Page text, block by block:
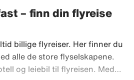
– finn din flyreise
billige flyreiser. Her finner du
alle de store flyselskapene.
og leiebil til flyreisen. Med